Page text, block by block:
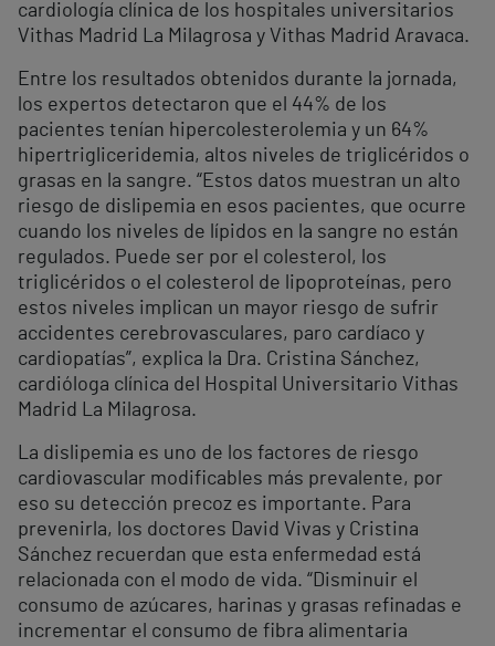
cardiología clínica de los hospitales universitarios
Vithas Madrid La Milagrosa y Vithas Madrid Aravaca.
Entre los resultados obtenidos durante la jornada,
los expertos detectaron que el 44% de los
pacientes tenían hipercolesterolemia y un 64%
hipertrigliceridemia, altos niveles de triglicéridos o
grasas en la sangre. “Estos datos muestran un alto
riesgo de dislipemia en esos pacientes, que ocurre
cuando los niveles de lípidos en la sangre no están
regulados. Puede ser por el colesterol, los
triglicéridos o el colesterol de lipoproteínas, pero
estos niveles implican un mayor riesgo de sufrir
accidentes cerebrovasculares, paro cardíaco y
cardiopatías”, explica la Dra. Cristina Sánchez,
cardióloga clínica del Hospital Universitario Vithas
Madrid La Milagrosa.
La dislipemia es uno de los factores de riesgo
cardiovascular modificables más prevalente, por
eso su detección precoz es importante. Para
prevenirla, los doctores David Vivas y Cristina
Sánchez recuerdan que esta enfermedad está
relacionada con el modo de vida. “Disminuir el
consumo de azúcares, harinas y grasas refinadas e
incrementar el consumo de fibra alimentaria